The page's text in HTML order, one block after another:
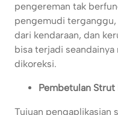
pengereman tak
pengemudi terganggu,
dari kendaraan, dan
bisa terjadi seandainya
dikoreksi.
Pembetulan Strut
Tujuan pengaplikasian